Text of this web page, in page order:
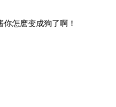
怎麽变成狗了啊！